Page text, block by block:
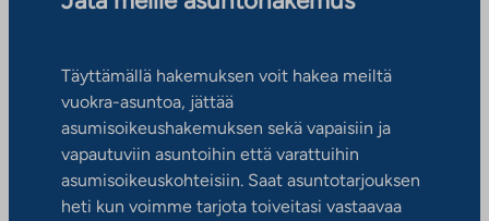
Täyttämällä hakemuksen voit hakea meiltä
vuokra-asuntoa, jättää
asumisoikeushakemuksen sekä vapaisiin ja
vapautuviin asuntoihin että varattuihin
asumisoikeuskohteisiin. Saat asuntotarjouksen
heti kun voimme tarjota toiveitasi vastaavaa